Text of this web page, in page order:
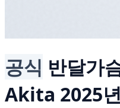
공식 반달가
Akita 2025